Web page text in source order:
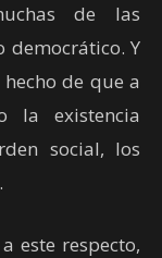
de las
democrático. Y
de que a
la existencia
social, los
respecto,